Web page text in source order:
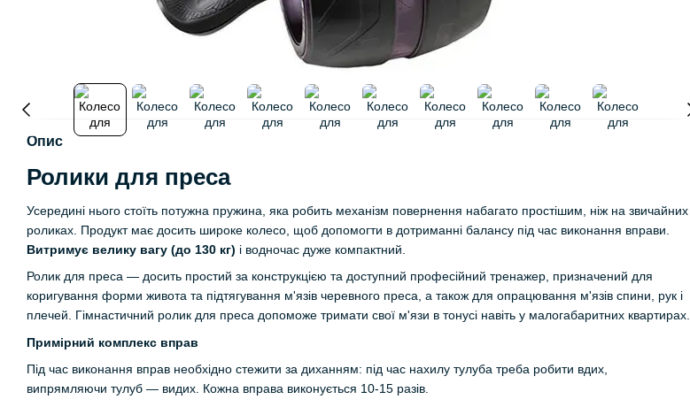
Опис
Ролики для преса
Усередині нього стоїть потужна пружина, яка робить механізм повернення набагато простішим, ніж на звичайних
роликах. Продукт має досить широке колесо, щоб допомогти в дотриманні балансу під час виконання вправи.
Витримує велику вагу (до 130 кг) і водночас дуже компактний.
Ролик для преса — досить простий за конструкцією та доступний професійний тренажер, призначений для
коригування форми живота та підтягування м'язів черевного преса, а також для опрацювання м'язів спини, рук і
плечей. Гімнастичний ролик для преса допоможе тримати свої м'язи в тонусі навіть у малогабаритних квартирах.
Примірний комплекс вправ
Під час виконання вправ необхідно стежити за диханням: під час нахилу тулуба треба робити вдих,
випрямляючи тулуб — видих. Кожна вправа виконується 10-15 разів.